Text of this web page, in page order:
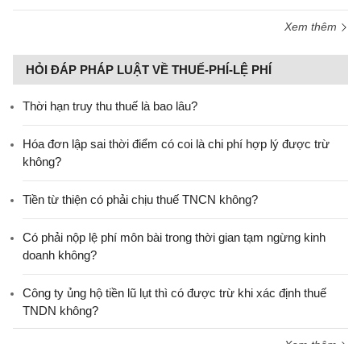
Xem thêm
HỎI ĐÁP PHÁP LUẬT VỀ THUẾ-PHÍ-LỆ PHÍ
Thời hạn truy thu thuế là bao lâu?
Hóa đơn lập sai thời điểm có coi là chi phí hợp lý được trừ
không?
Tiền từ thiện có phải chịu thuế TNCN không?
Có phải nộp lệ phí môn bài trong thời gian tạm ngừng kinh
doanh không?
Công ty ủng hộ tiền lũ lụt thì có được trừ khi xác định thuế
TNDN không?